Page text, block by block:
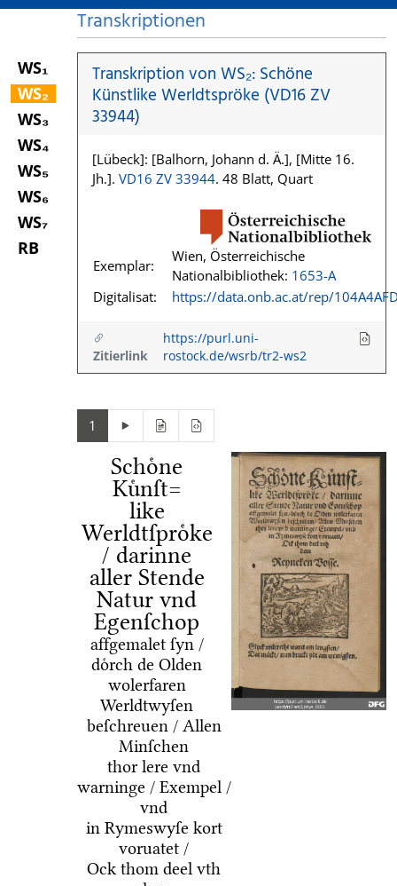
WS₁
WS₂
WS₃
WS₄
WS₅
WS₆
WS₇
RB
Transkriptionen
Transkription von WS₂: Schöne
Künstlike Werldtspröke (VD16 ZV
33944)
[Lübeck]: [Balhorn, Johann d. Ä.], [Mitte 16.
Jh.]. VD16 ZV 33944. 48 Blatt, Quart
Exemplar:
Wien, Österreichische
Nationalbibliothek: 1653-A
Digitalisat:
https://data.onb.ac.at/rep/
Zitierlink
https://purl.uni-
rostock.de/wsrb/tr2-ws2
1
Schoͤne
Kuͤnſt=
like
Werldtſproͤke
/ darinne
aller Stende
Natur vnd
Egenſchop
affgemalet ſyn /
doͤrch de Olden
wolerfaren
Werldtwyſen
beſchreuen / Allen
Minſchen
thor lere vnd
warninge / Exempel /
vnd
in Rymeswyſe kort
voruatet /
Ock thom deel vth